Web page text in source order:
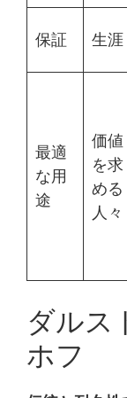
保証 生涯
最適
な用
途
価値
を求
める
人々
ダルス
ホフ